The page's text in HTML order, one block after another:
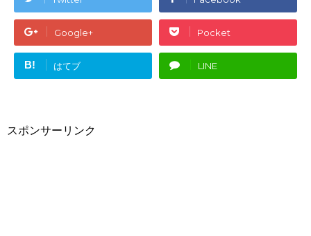
Google+ Pocket
B! はてブ LINE
スポンサーリンク